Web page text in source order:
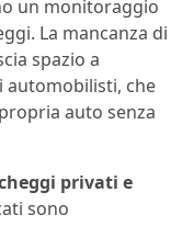
un monitoraggio
La mancanza di
spazio a
automobilisti, che
auto senza
privati e
sono